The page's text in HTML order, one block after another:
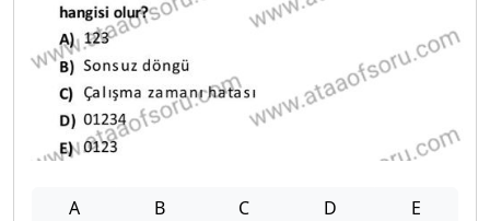
A B C D E